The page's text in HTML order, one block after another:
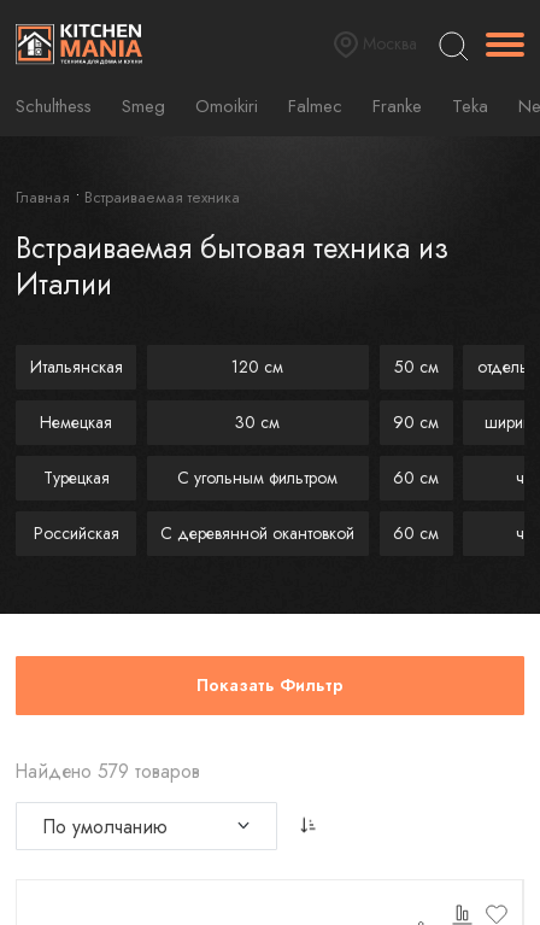
Москва
Schulthess Smeg Omoikiri Falmec Franke Teka
Главная Встраиваемая техника
Встраиваемая бытовая техника из
Италии
Итальянская
Немецкая
Турецкая
Российская
120 см
30 см
С угольным фильтром
С деревянной окантовкой
50 см
90 см
60 см
60 см
Показать Фильтр
Найдено 579 товаров